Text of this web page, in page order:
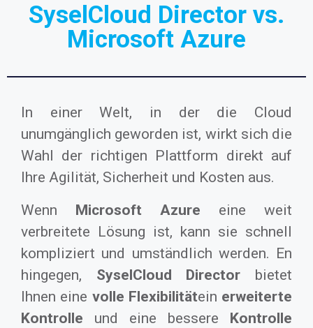
SyselCloud Director vs.
Microsoft Azure
In einer Welt, in der die Cloud
unumgänglich geworden ist, wirkt sich die
Wahl der richtigen Plattform direkt auf
Ihre Agilität, Sicherheit und Kosten aus.
Wenn Microsoft Azure eine weit
verbreitete Lösung ist, kann sie schnell
kompliziert und umständlich werden. En
hingegen,
SyselCloud Director bietet
Ihnen eine volle Flexibilitätein erweiterte
Kontrolle und eine bessere Kontrolle